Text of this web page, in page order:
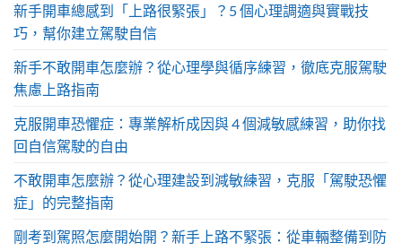
新手開車總感到「上路很緊張」？5 個心理調適與實戰技
巧，幫你建立駕駛自信
新手不敢開車怎麼辦？從心理學與循序練習，徹底克服駕駛
焦慮上路指南
克服開車恐懼症：專業解析成因與 4 個減敏感練習，助你找
回自信駕駛的自由
不敢開車怎麼辦？從心理建設到減敏練習，克服「駕駛恐懼
症」的完整指南
剛考到駕照怎麼開始開？新手上路不緊張：從車輛整備到防